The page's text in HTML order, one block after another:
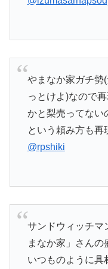
やまなか家ガチ勢
っとけよ)なので
かと梨売ってない
という頼み方も再
@rpshiki
サンドウィッチマ
まなか家」さんの
いつものように具